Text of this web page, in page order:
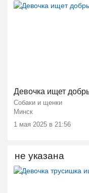
Девочка ищет
Собаки и щенки
Минск
1 мая 2025 в 21:56
не указана